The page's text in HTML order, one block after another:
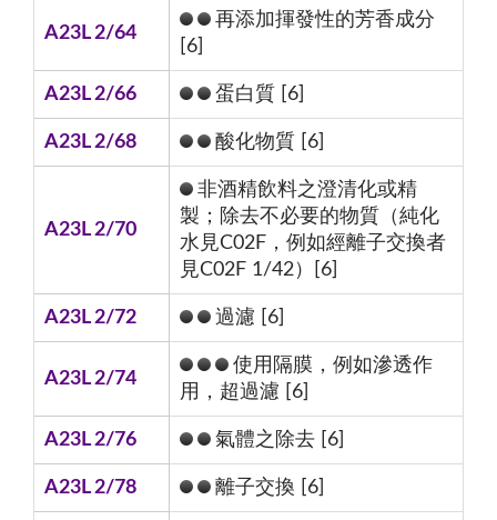
A23L 2/64
再添加揮發性的芳香成分
[6]
A23L 2/66 蛋白質 [6]
A23L 2/68 酸化物質 [6]
A23L 2/70
非酒精飲料之澄清化或精
製；除去不必要的物質（純化
水見C02F，例如經離子交換者
見C02F 1/42）[6]
A23L 2/72 過濾 [6]
A23L 2/74
使用隔膜，例如滲透作
用，超過濾 [6]
A23L 2/76 氣體之除去 [6]
A23L 2/78 離子交換 [6]